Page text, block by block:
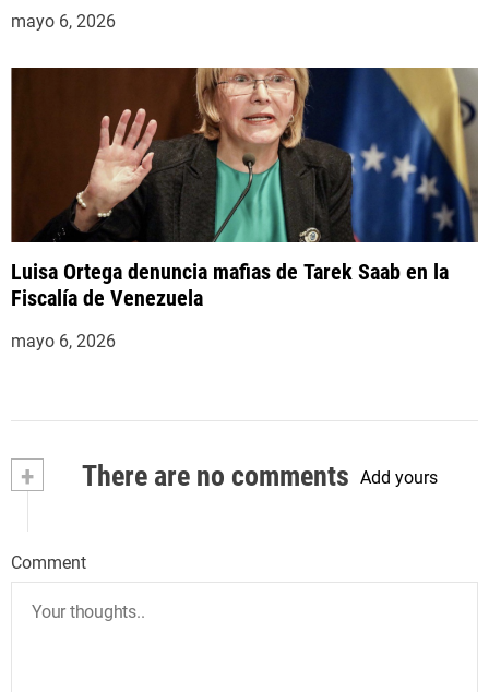
mayo 6, 2026
Luisa Ortega denuncia mafias de Tarek Saab en la
Fiscalía de Venezuela
mayo 6, 2026
+ There are no comments Add yours
Comment